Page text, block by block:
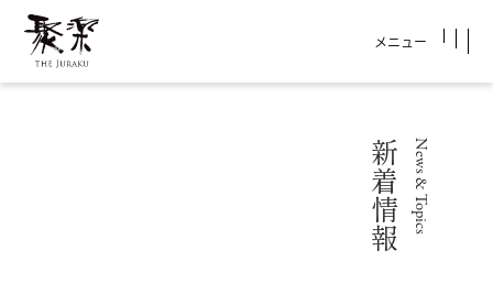
メニュー
News & Topics
新着情報